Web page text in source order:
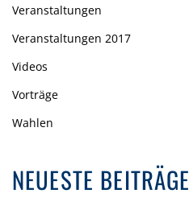
Veranstaltungen
Veranstaltungen 2017
Videos
Vorträge
Wahlen
NEUESTE BEITRÄGE